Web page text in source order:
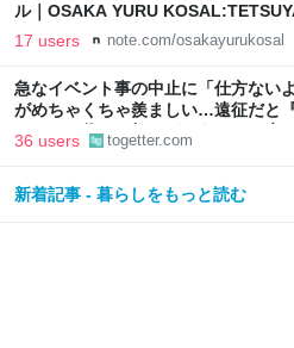
ル｜OSAKA YURU
17 users note.com/osakayurukosal
急なイベント事の中止に「仕方ない
がめちゃくちゃ羨ましい…遠征だと
とホテル代』の怒りがどうしても先に
36 users togetter.com
新着記事 - 暮らしをもっと読む